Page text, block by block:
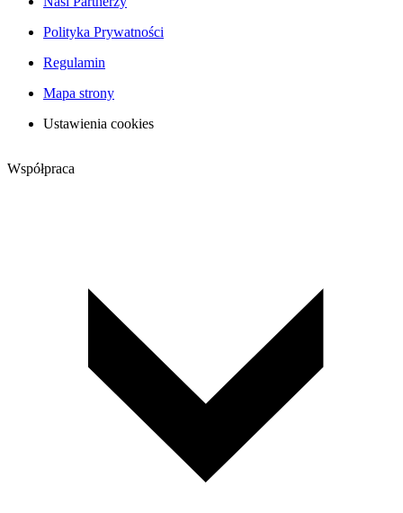
Polityka Prywatności
Regulamin
Mapa strony
Ustawienia cookies
Współpraca